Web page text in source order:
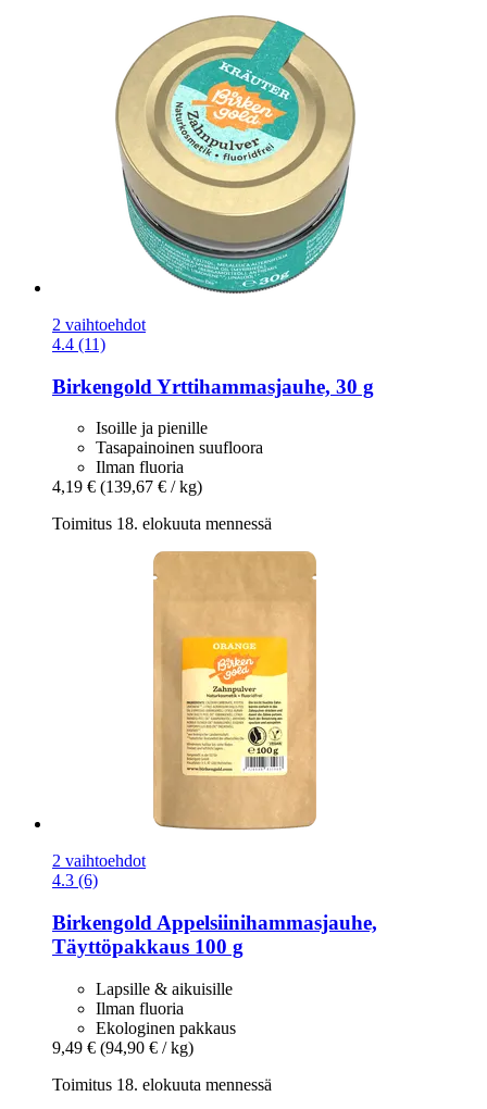
2 vaihtoehdot
4.4 (11)
Birkengold Yrttihammasjauhe, 30 g
Isoille ja pienille
Tasapainoinen suufloora
Ilman fluoria
4,19 € (139,67 € / kg)
Toimitus 18. elokuuta mennessä
2 vaihtoehdot
4.3 (6)
Birkengold Appelsiinihammasjauhe,
Täyttöpakkaus 100 g
Lapsille & aikuisille
Ilman fluoria
Ekologinen pakkaus
9,49 € (94,90 € / kg)
Toimitus 18. elokuuta mennessä